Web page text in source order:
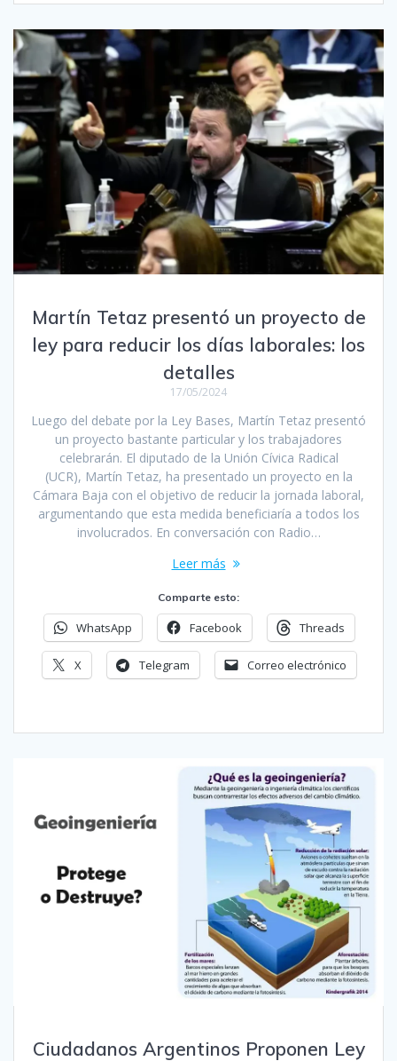
Martín Tetaz presentó un proyecto de
ley para reducir los días laborales: los
detalles
17/05/2024
Luego del debate por la Ley Bases, Martín Tetaz presentó
un proyecto bastante particular y los trabajadores
celebrarán. El diputado de la Unión Cívica Radical
(UCR), Martín Tetaz, ha presentado un proyecto en la
Cámara Baja con el objetivo de reducir la jornada laboral,
argumentando que esta medida beneficiaría a todos los
involucrados. En conversación con Radio…
Leer más
Comparte esto:
WhatsApp Facebook Threads
X Telegram Correo electrónico
Ciudadanos Argentinos Proponen Ley